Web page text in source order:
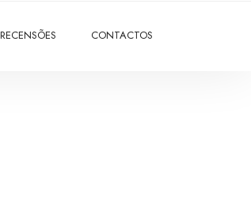
RECENSÕES CONTACTOS